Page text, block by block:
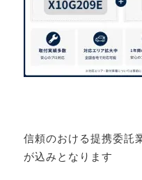
信頼のおける提携委託
が込みとなります